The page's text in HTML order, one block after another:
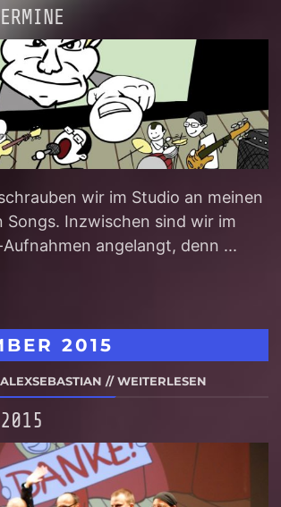
wir im Studio an meinen
Songs. Inzwischen sind wir im
angelangt, denn ...
2015
//WEITERLESEN